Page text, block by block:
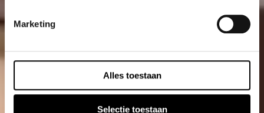
Marketing
Alles toestaan
Selectie toestaan